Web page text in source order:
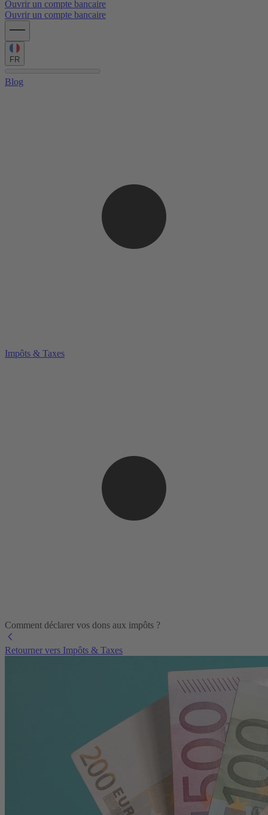
Ouvrir un compte bancaire
Ouvrir un compte bancaire
FR
Blog
Impôts & Taxes
Comment déclarer vos dons aux impôts ?
Retourner vers Impôts & Taxes